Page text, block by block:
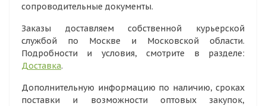
сопроводительные документы.
Заказы доставляем собственной курьерской
службой по Москве и Московской области.
Подробности и условия, смотрите в разделе:
Доставка.
Дополнительную информацию по наличию, сроках
поставки и возможности оптовых закупок,